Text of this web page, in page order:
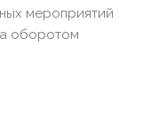
мероприятий
оборотом